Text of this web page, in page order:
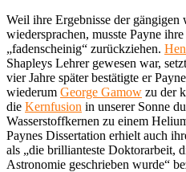
Weil ihre Ergebnisse der gängigen
wiedersprachen, musste Payne
„fadenscheinig“ zurückziehen.
Shapleys Lehrer gewesen war,
vier Jahre später bestätigte er
wiederum George Gamow zu der
die Kernfusion in unserer Sonne
Wasserstoffkernen zu einem
Paynes Dissertation erhielt auch
als „die brillianteste Doktorarbeit,
Astronomie geschrieben wurde“